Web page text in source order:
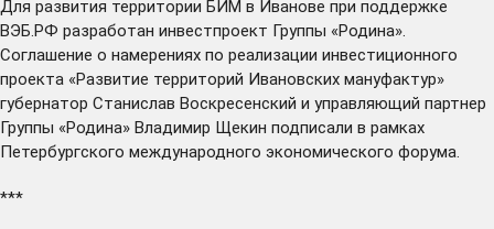
Для развития территории БИМ в Иванове при поддержке
ВЭБ.РФ разработан инвестпроект Группы «Родина».
Соглашение о намерениях по реализации инвестиционного
проекта «Развитие территорий Ивановских мануфактур»
губернатор Станислав Воскресенский и управляющий партнер
Группы «Родина» Владимир Щекин подписали в рамках
Петербургского международного экономического форума.
***